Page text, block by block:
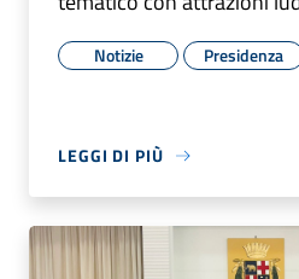
Notizie Presidenza
LEGGI DI PIÙ